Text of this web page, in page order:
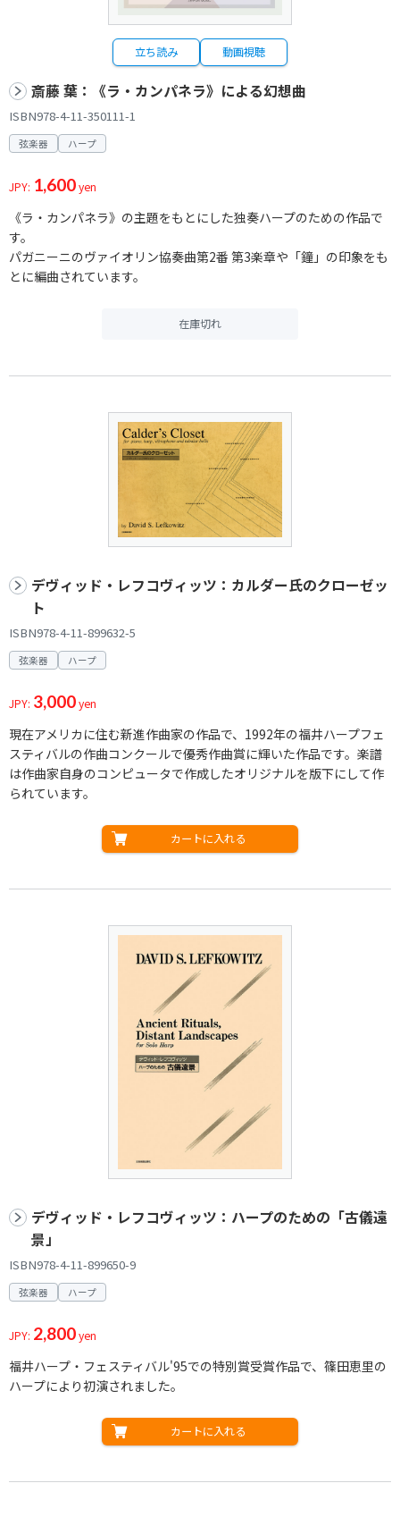
立ち読み 動画視聴
斎藤 葉：《ラ・カンパネラ》による幻想曲
ISBN978-4-11-350111-1
弦楽器 ハープ
JPY: 1,600yen
《ラ・カンパネラ》の主題をもとにした独奏ハープのための作品で
す。
パガニーニのヴァイオリン協奏曲第2番 第3楽章や「鐘」の印象をも
とに編曲されています。
在庫切れ
デヴィッド・レフコヴィッツ：カルダー氏のクローゼッ
ト
ISBN978-4-11-899632-5
弦楽器 ハープ
JPY: 3,000yen
現在アメリカに住む新進作曲家の作品で、1992年の福井ハープフェ
スティバルの作曲コンクールで優秀作曲賞に輝いた作品です。楽譜
は作曲家自身のコンピュータで作成したオリジナルを版下にして作
られています。
カートに入れる
デヴィッド・レフコヴィッツ：ハープのための「古儀遠
景」
ISBN978-4-11-899650-9
弦楽器 ハープ
JPY: 2,800yen
福井ハープ・フェスティバル'95での特別賞受賞作品で、篠田恵里の
ハープにより初演されました。
カートに入れる